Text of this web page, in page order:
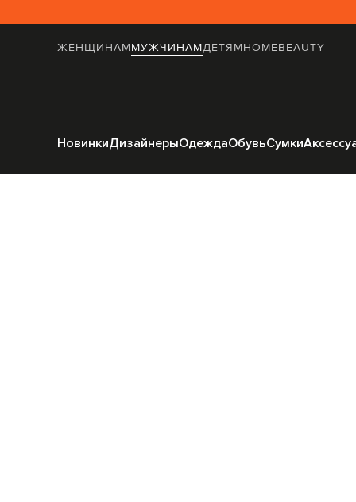
ЖЕНЩИНАММУЖЧИНАМДЕТЯМHOMEBEAUTY
НовинкиДизайнерыОдеждаОбувьСумки
Главная Мужчинам